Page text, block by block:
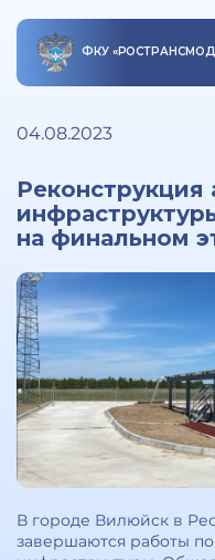
ФКУ «
04.08.2023
на финальном
В городе Вилюйск в
завершаются работы